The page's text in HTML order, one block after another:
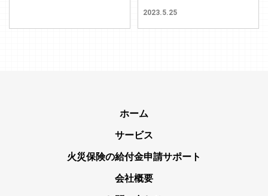
2023.5.25
ホーム
サービス
火災保険の給付金申請サポート
会社概要